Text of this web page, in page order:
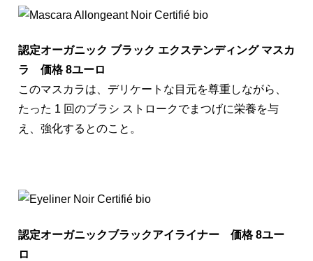
認定オーガニック ブラック エクステンディング マスカ
ラ 価格 8ユーロ
このマスカラは、デリケートな目元を尊重しながら、
たった 1 回のブラシ ストロークでまつげに栄養を与
え、強化するとのこと。
認定オーガニックブラックアイライナー 価格 8ユー
ロ